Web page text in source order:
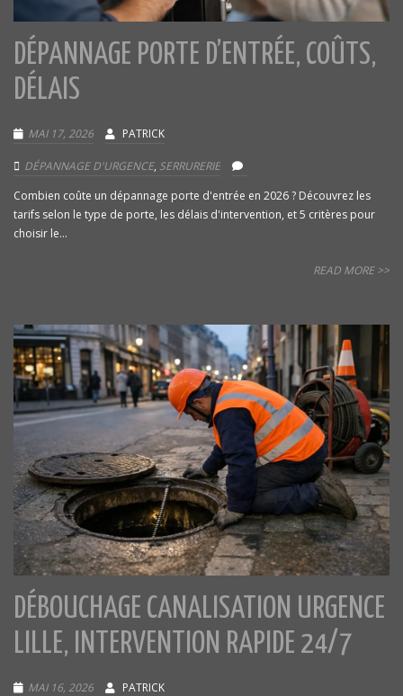
DÉPANNAGE PORTE D’ENTRÉE, COÛTS,
DÉLAIS
MAI 17, 2026 PATRICK
DÉPANNAGE D'URGENCE, SERRURERIE
Combien coûte un dépannage porte d'entrée en 2026 ? Découvrez les
tarifs selon le type de porte, les délais d'intervention, et 5 critères pour
choisir le...
READ MORE >>
DÉBOUCHAGE CANALISATION URGENCE
LILLE, INTERVENTION RAPIDE 24/7
MAI 16, 2026 PATRICK